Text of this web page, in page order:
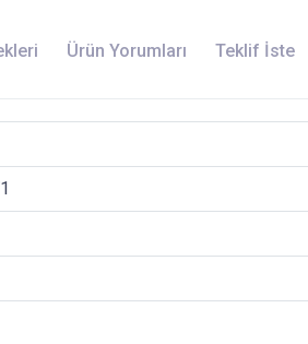
Ürün Yorumları Teklif İste